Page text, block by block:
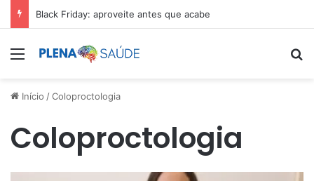
Black Friday: aproveite antes que acabe
Menu
Início /Coloproctologia
Coloproctologia